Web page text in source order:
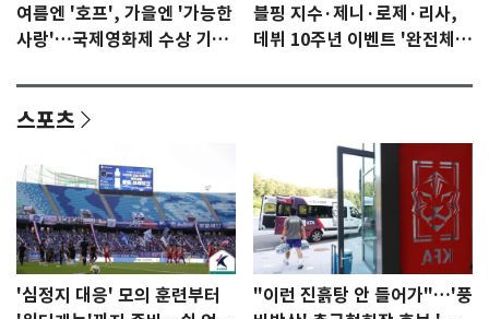
여름엔 '호프', 가을엔 '가능한
사랑'…국제영화제 수상 기대
블핑 지수·제니·로제·리사,
데뷔 10주년 이벤트 '완전체'
스포츠
'심정지 대응' 모의 훈련부터
"이런 진흙탕 안 들어가"…'풍